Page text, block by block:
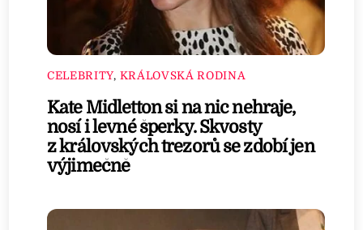
CELEBRITY, KRÁLOVSKÁ RODINA
Kate Midletton si na nic nehraje,
nosí i levné šperky. Skvosty
z královských trezorů se zdobí jen
výjimečně